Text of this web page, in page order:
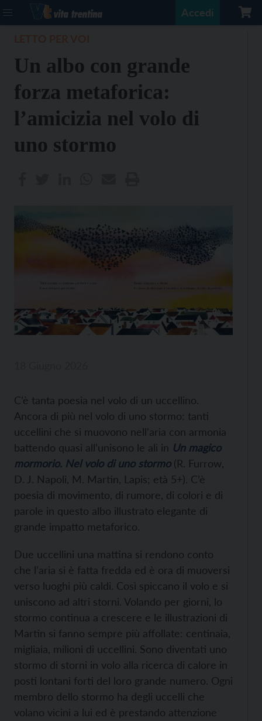
Accedi
Un albo con grande
forza metaforica:
l’amicizia nel volo di
uno stormo
C’è tanta poesia nel volo di un uccellino.
Ancora di più nel volo di uno stormo: tanti
uccellini che si muovono nell’aria con armonia
battendo quasi all’unisono le ali in Un magico
mormorio. Nel volo di uno stormo(R. Furrow,
D. J. Napoli, M. Martin, Lapis; età 5+). C’è
poesia di movimento, di rumore, di colori e di
parole in questo albo illustrato elegante di
grande impatto metaforico.
Due uccellini una mattina si rendono conto
che l’aria si è fatta fredda ed è ora di muoversi
verso luoghi più caldi. Così spiccano il volo e si
uniscono ad altri storni. Volando per giorni, lo
stormo continua a crescere e le illustrazioni di
Martin si fanno sempre più affollate: centinaia,
migliaia, milioni di uccellini. Sono diventati uno
stormo di storni in volo alla ricerca di calore in
posti lontani forti del loro grande numero. Ogni
membro dello stormo ha degli uccelli che
volano vicini a lui ed è prestando attenzione